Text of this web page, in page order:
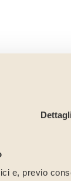
Dettagli
e, previo